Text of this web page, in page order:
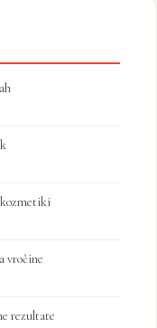
kozmetiki
vročine
rezultate